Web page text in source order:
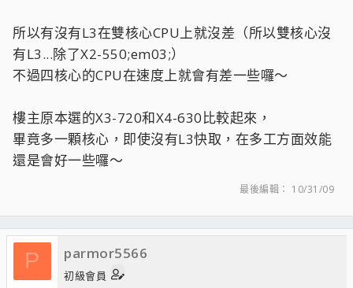
所以有沒有L3在雙核心CPU上就沒差（所以雙核心沒
有L3...除了X2-550;em03;）
不過四核心的CPU在速度上就會有差一些囉～
樓主原本選的X3-720和X4-630比較起來，
畢竟多一顆核心，即使沒有L3快取，在多工方面效能
還是會好一些囉～
最後編輯： 10/31/09
P parmor5566
初級會員